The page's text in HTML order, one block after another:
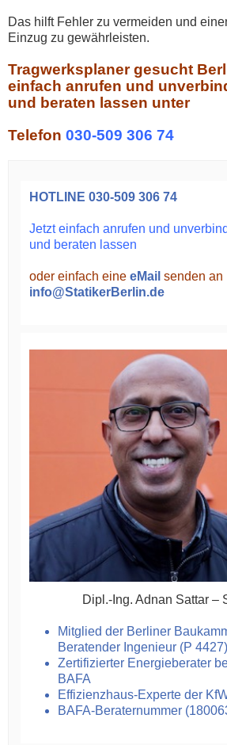
Das hilft Fehler zu vermeiden und
Einzug zu gewährleisten.
Tragwerksplaner gesucht
einfach anrufen und
und beraten lassen unter
Telefon 030-509 306 74
HOTLINE 030-509 306 74
Jetzt einfach anrufen und
und beraten lassen
oder einfach eine eMail senden an
info@StatikerBerlin.de
Dipl.-Ing. Adnan Sattar –
Mitglied der Berliner
Beratender Ingenieur (P 4427)
Zertifizierter Energieberater
BAFA
Effizienzhaus-Experte der
BAFA-Beraternummer